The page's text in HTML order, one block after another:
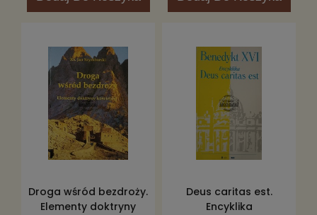
Droga wśród bezdroży.
Elementy doktryny
Deus caritas est.
Encyklika